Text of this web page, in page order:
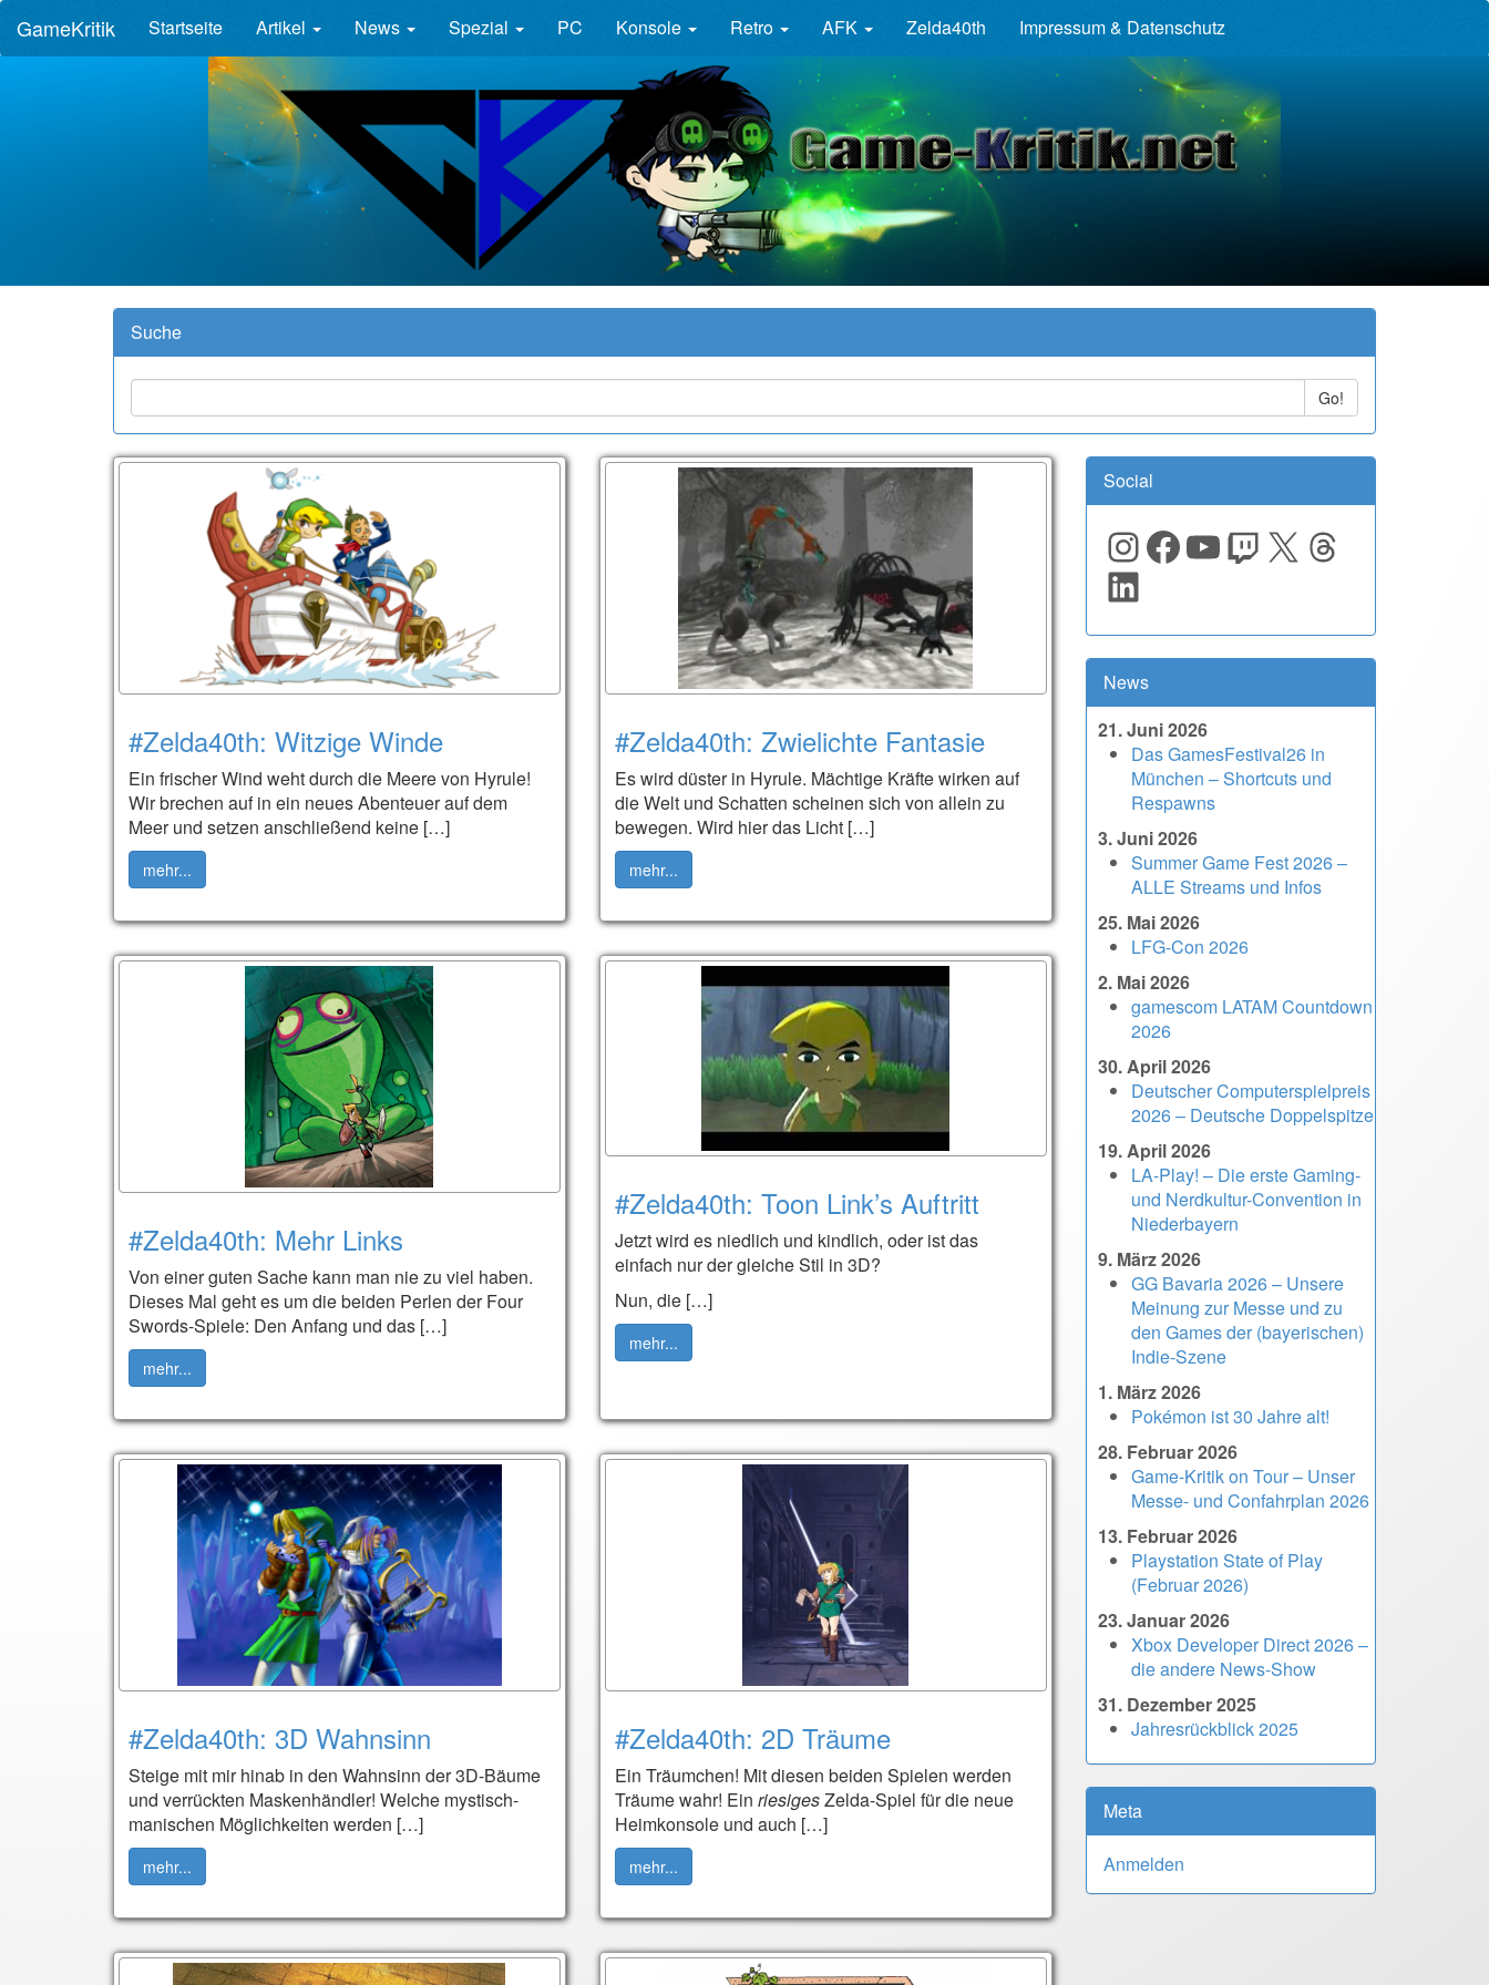
GameKritik Startseite Artikel News Spezial PC Konsole Retro AFK Zelda40th Impressum & Datenschutz
Suche
Go!
#Zelda40th: Witzige Winde
Ein frischer Wind weht durch die Meere von Hyrule!
Wir brechen auf in ein neues Abenteuer auf dem
Meer und setzen anschließend keine […]
mehr...
#Zelda40th: Zwielichte Fantasie
Es wird düster in Hyrule. Mächtige Kräfte wirken auf
die Welt und Schatten scheinen sich von allein zu
bewegen. Wird hier das Licht […]
mehr...
#Zelda40th: Mehr Links
Von einer guten Sache kann man nie zu viel haben.
Dieses Mal geht es um die beiden Perlen der Four
Swords-Spiele: Den Anfang und das […]
mehr...
#Zelda40th: Toon Link’s Auftritt
Jetzt wird es niedlich und kindlich, oder ist das
einfach nur der gleiche Stil in 3D?
Nun, die […]
mehr...
#Zelda40th: 3D Wahnsinn
Steige mit mir hinab in den Wahnsinn der 3D-Bäume
und verrückten Maskenhändler! Welche mystisch-
manischen Möglichkeiten werden […]
mehr...
#Zelda40th: 2D Träume
Ein Träumchen! Mit diesen beiden Spielen werden
Träume wahr! Ein riesigesZelda-Spiel für die neue
Heimkonsole und auch […]
mehr...
Social
Instagram
Facebook
YouTube
Twitch
X Threads
LinkedIn
News
21. Juni 2026
Das GamesFestival26 in
München – Shortcuts und
Respawns
3. Juni 2026
Summer Game Fest 2026 –
ALLE Streams und Infos
25. Mai 2026
LFG-Con 2026
2. Mai 2026
gamescom LATAM Countdown
2026
30. April 2026
Deutscher Computerspielpreis
2026 – Deutsche Doppelspitze
19. April 2026
LA-Play! – Die erste Gaming-
und Nerdkultur-Convention in
Niederbayern
9. März 2026
GG Bavaria 2026 – Unsere
Meinung zur Messe und zu
den Games der (bayerischen)
Indie-Szene
1. März 2026
Pokémon ist 30 Jahre alt!
28. Februar 2026
Game-Kritik on Tour – Unser
Messe- und Confahrplan 2026
13. Februar 2026
Playstation State of Play
(Februar 2026)
23. Januar 2026
Xbox Developer Direct 2026 –
die andere News-Show
31. Dezember 2025
Jahresrückblick 2025
Meta
Anmelden